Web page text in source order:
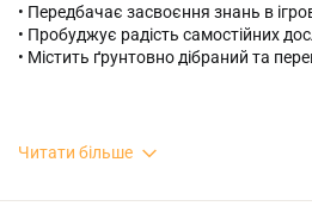
• Передбачає засвоєння знань в
• Пробуджує радість самостійних
• Містить ґрунтовно дібраний та
Наша Земля
Читати більше